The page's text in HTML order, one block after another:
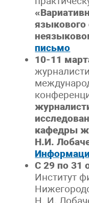
языкового
письмо
10-11
кафедры
Н.И.
С 29 по 31
Институт
Н. И.